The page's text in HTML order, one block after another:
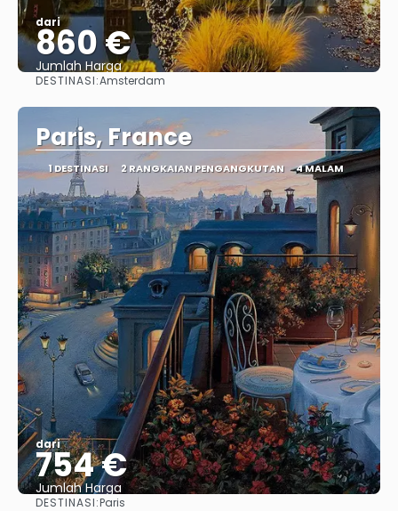
dari
860 €
Jumlah Harga
DESTINASI:Amsterdam
Paris, France
1 DESTINASI 2 RANGKAIAN PENGANGKUTAN 4 MALAM
dari
754 €
Jumlah Harga
DESTINASI:Paris